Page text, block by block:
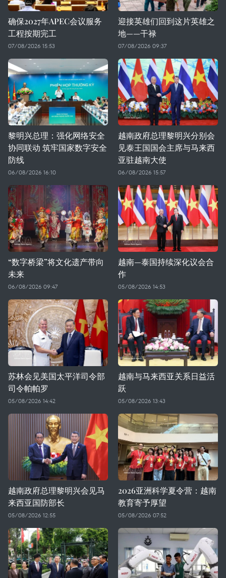
确保2027年APEC会议服务
工程按期完工
07/08/2026 15:53
迎接英雄们回到这片英雄之
地——干禄
07/08/2026 09:37
黎明兴总理：强化网络安全
协同联动 筑牢国家数字安全
防线
06/08/2026 16:10
越南政府总理黎明兴分别会
见泰王国国会主席与马来西
亚驻越南大使
06/08/2026 15:57
“数字桥梁”将文化遗产带向
未来
06/08/2026 09:47
越南—泰国持续深化议会合
作
05/08/2026 14:53
苏林会见美国太平洋司令部
司令帕帕罗
05/08/2026 14:42
越南与马来西亚关系日益活
跃
05/08/2026 13:43
越南政府总理黎明兴会见马
来西亚国防部长
05/08/2026 12:55
2026亚洲科学夏令营：越南
教育寄予厚望
05/08/2026 07:52